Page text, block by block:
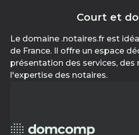
Court et
Le domaine .notaires.fr est
de France. Il offre un espace
présentation des services, des
l'expertise des notaires.